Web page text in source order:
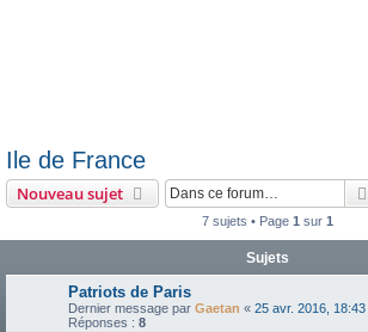
Ile de France
Nouveau sujet
7 sujets • Page 1 sur 1
Sujets
Patriots de Paris
Dernier message par Gaetan « 25 avr. 2016, 18:43
Réponses : 8